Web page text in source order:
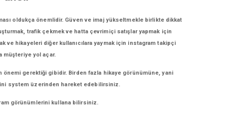
oldukça önemlidir. Güven ve imaj yükseltmekle birlikte dikkat
trafik çekmek ve hatta çevrimiçi satışlar yapmak için
ve hikayeleri diğer kullanıcılara yaymak için instagram takipçi
müşteriye yol açar.
gerektiği gibidir. Birden fazla hikaye görünümüne, yani
system üzerinden hareket edebilirsiniz.
görünümlerini kullana bilirsiniz.